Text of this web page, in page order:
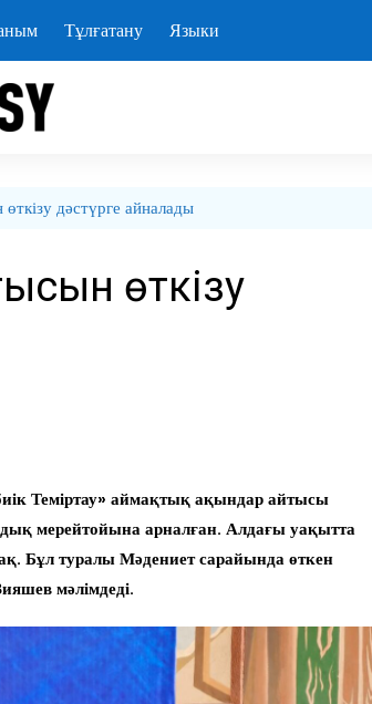
Тұлғатану Языки
дәстүрге айналады
өткізу
Теміртау» аймақтық ақындар айтысы
мерейтойына арналған. Алдағы уақытта
Бұл туралы Мәдениет сарайында өткен
мәлімдеді.